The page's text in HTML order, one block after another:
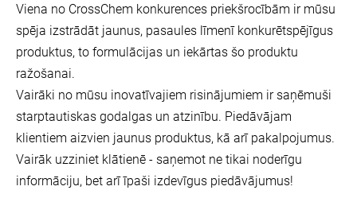
Viena no CrossChem konkurences priekšrocībām ir mūsu
spēja izstrādāt jaunus, pasaules līmenī konkurētspējīgus
produktus, to formulācijas un iekārtas šo produktu
ražošanai.
Vairāki no mūsu inovatīvajiem risinājumiem ir saņēmuši
starptautiskas godalgas un atzinību. Piedāvājam
klientiem aizvien jaunus produktus, kā arī pakalpojumus.
Vairāk uzziniet klātienē - saņemot ne tikai noderīgu
informāciju, bet arī īpaši izdevīgus piedāvājumus!